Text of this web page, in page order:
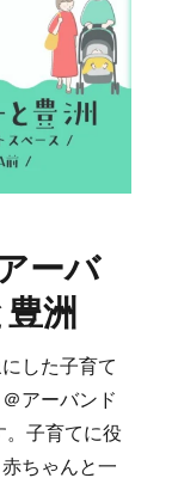
ーバ
洲
した子育て
アーバンド
。子育てに役
ちゃんと一